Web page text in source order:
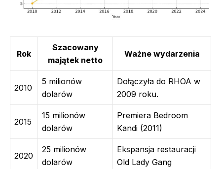
Rok
Szacowany
majątek netto
Ważne wydarzenia
2010
5 milionów
dolarów
Dołączyła do RHOA w
2009 roku.
2015
15 milionów
dolarów
Premiera Bedroom
Kandi (2011)
2020
25 milionów
dolarów
Ekspansja restauracji
Old Lady Gang